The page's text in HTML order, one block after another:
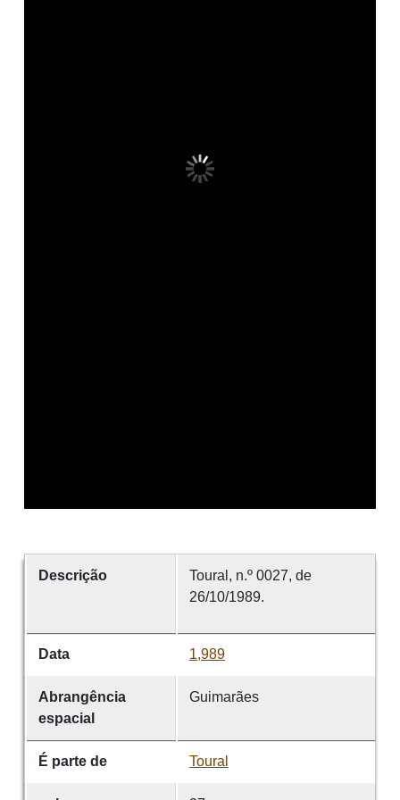
Descrição
Toural, n.º 0027, de
26/10/1989.
Data 1,989
Abrangência
espacial
Guimarães
É parte de Toural